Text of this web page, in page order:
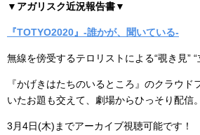
▼アガリスク近況報告書▼
『TOTYO2020』‐誰かが、聞いている‐
無線を傍受するテロリストによる“覗き見” “
『かげきはたちのいるところ』のクラウド
いたお題も交えて、劇場からひっそり配信。
3月4日(木)までアーカイブ視聴可能です！